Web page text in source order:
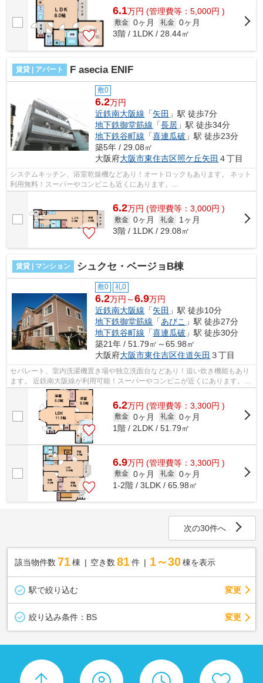
6.1万円 (管理費等：5,000円 )
敷金 0ヶ月 礼金 0ヶ月
3階 / 1LDK / 28.44㎡
賃貸 | アパート F asecia ENIF
敷0
6.2万円
近鉄南大阪線 「矢田 」駅 徒歩7分
地下鉄御堂筋線 「長居 」駅 徒歩34分
地下鉄谷町線 「喜連瓜破 」駅 徒歩23分
築5年 / 29.08㎡
大阪府大阪市東住吉区照ケ丘矢田 ４丁目
システムキッチン、浴室乾燥機などあり！オートロックもあります。 ネット
利用無料！スーパーやコンビニも近くにあります。
■□■□■□■□■□■□■□■□■□■□■□■□■□■□■□■□■□■□■□■□ ご覧いただき...
6.2万円 (管理費等：3,000円 )
敷金 0ヶ月 礼金
1ヶ月
3階 / 1LDK / 29.08㎡
賃貸 | マンション シュクセ・ベージョB棟
敷0 礼0
6.2万円～6.9万円
近鉄南大阪線 「矢田 」駅 徒歩10分
地下鉄御堂筋線 「あびこ 」駅 徒歩27分
地下鉄谷町線 「喜連瓜破 」駅 徒歩30分
築21年 / 51.79㎡～65.98㎡
大阪府大阪市東住吉区住道矢田 ３丁目
セパレート、室内洗濯機置き場や独立洗面台などあり！追い炊き機能もあり
ます。 近鉄南大阪線が利用可能！スーパーやコンビニが近くにあります。
■□■□■□■□■□■□■□■□■□■□■□■□■□■□■□■□■...
6.2万円 (管理費等：3,300円 )
敷金 0ヶ月 礼金 0ヶ月
1階 / 2LDK / 51.79㎡
6.9万円 (管理費等：3,300円 )
敷金 0ヶ月 礼金 0ヶ月
1-2階 / 3LDK / 65.98㎡
次の30件へ
該当物件数 71棟 空き数 81 件 1～30 棟を表示
駅で絞り込む 変更
絞り込み条件： BS 変更